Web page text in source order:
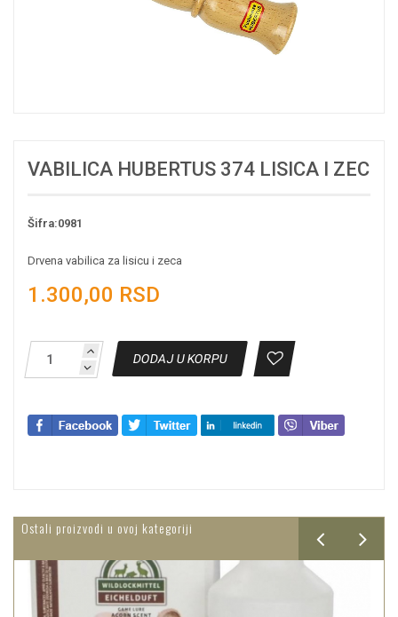
VABILICA HUBERTUS 374 LISICA I ZEC
Šifra:0981
Drvena vabilica za lisicu i zeca
1.300,00 RSD
DODAJ U KORPU
Ostali proizvodi u ovoj kategoriji